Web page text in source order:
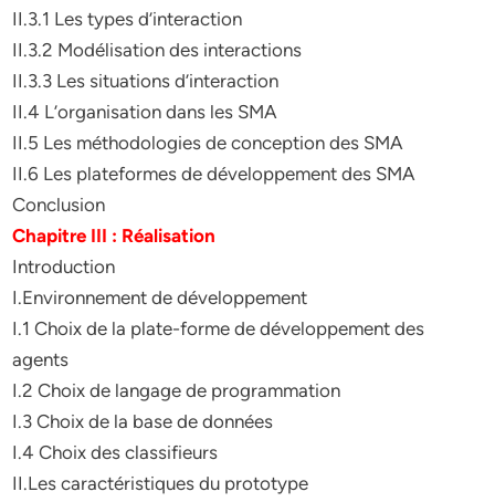
II.3.1 Les types d’interaction
II.3.2 Modélisation des interactions
II.3.3 Les situations d’interaction
II.4 L’organisation dans les SMA
II.5 Les méthodologies de conception des SMA
II.6 Les plateformes de développement des SMA
Conclusion
Chapitre III : Réalisation
Introduction
I.Environnement de développement
I.1 Choix de la plate-forme de développement des
agents
I.2 Choix de langage de programmation
I.3 Choix de la base de données
I.4 Choix des classifieurs
II.Les caractéristiques du prototype